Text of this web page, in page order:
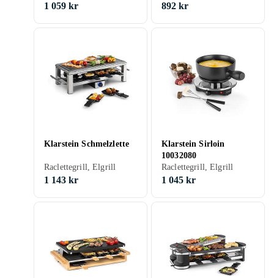
1 059 kr 892 kr
Klarstein Schmelzlette
Raclettegrill, Elgrill
1 143 kr
Klarstein Sirloin
10032080
Raclettegrill, Elgrill
1 045 kr